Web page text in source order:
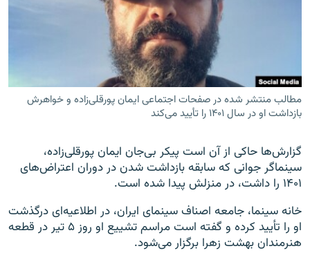
زبان‌های دیگر
مطالب منتشر شده در صفحات اجتماعی ایمان پورقلی‌زاده و خواهرش
بازداشت او در سال ۱۴۰۱ را تأیید می‌کند
گزارش‌ها حاکی از آن است پیکر بی‌جان ایمان پورقلی‌زاده،
سینماگر جوانی که سابقه بازداشت شدن در دوران اعتراض‌های
۱۴۰۱ را داشت، در منزلش پیدا شده است.
خانه سینما، جامعه اصناف سینمای ایران، در اطلاعیه‌ای درگذشت
او را تأیید کرده و گفته است مراسم تشییع او روز ۵ تیر در قطعه
هنرمندان بهشت زهرا برگزار می‌شود.